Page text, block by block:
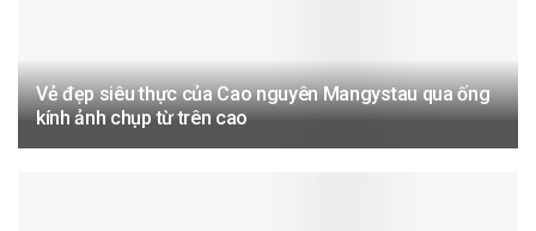
Vẻ đẹp siêu thực của Cao nguyên Mangystau qua ống
kính ảnh chụp từ trên cao